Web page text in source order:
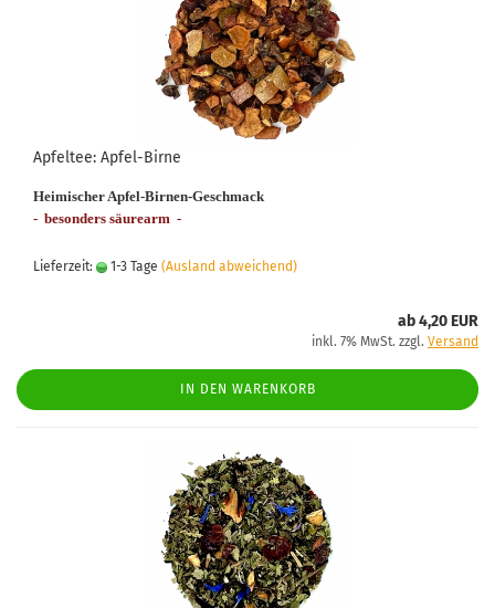
Apfeltee: Apfel-Birne
Heimischer Apfel-Birnen-Geschmack
- besonders säurearm -
Lieferzeit: 1-3 Tage (Ausland abweichend)
ab 4,20 EUR
inkl. 7% MwSt. zzgl. Versand
IN DEN WARENKORB